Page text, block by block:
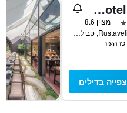
The Biltmore Hotel Tbilisi
מצוין 8.6
29 Rustaveli Avenue, טביליסי, גאורגיה
צפייה בדילים